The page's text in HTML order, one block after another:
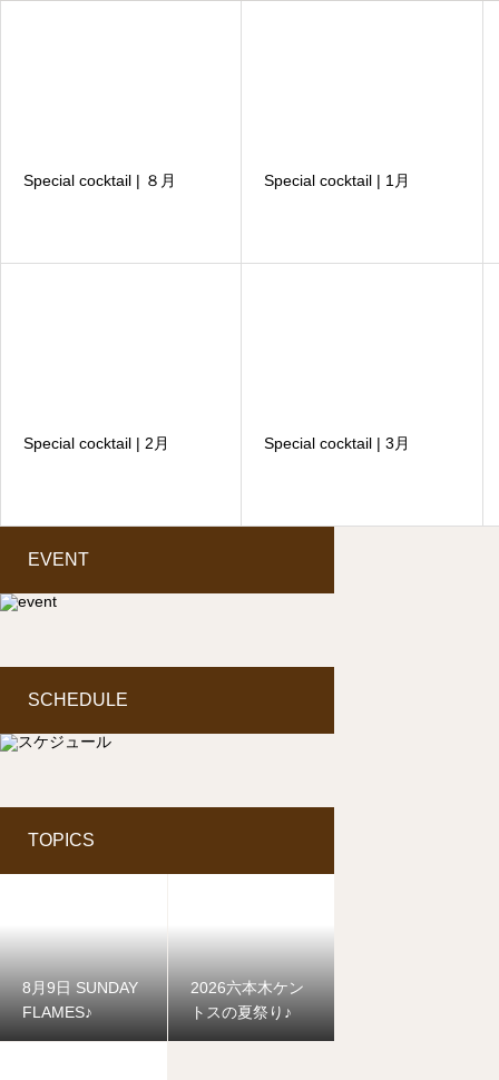
Special cocktail | ８月 Special cocktail | 1月
Special cocktail | 2月 Special cocktail | 3月
EVENT
SCHEDULE
TOPICS
8月9日 SUNDAY
FLAMES♪
2026六本木ケン
トスの夏祭り♪